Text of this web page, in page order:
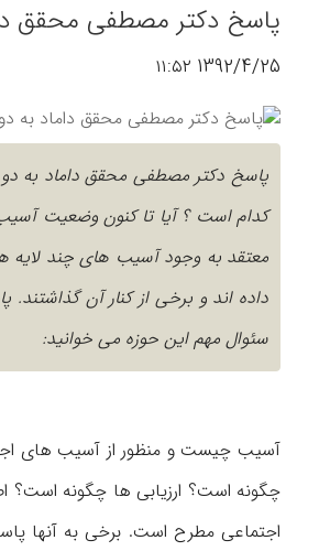
پاسخ دکتر مصطفی محقق
1392/4/25 ۱۱:۵۲
پاسخ دکتر مصطفی محقق داماد به
کدام است ؟ آیا تا کنون وضعیت آسیب
معتقد به وجود آسیب های چند لایه
داده اند و برخی از کنار آن
سئوال مهم این حوزه می خوانید:
آسیب چیست و منظور از آسیب های
چگونه است؟ ارزیابی ها چگونه است؟
اجتماعی مطرح است. برخی به آنها